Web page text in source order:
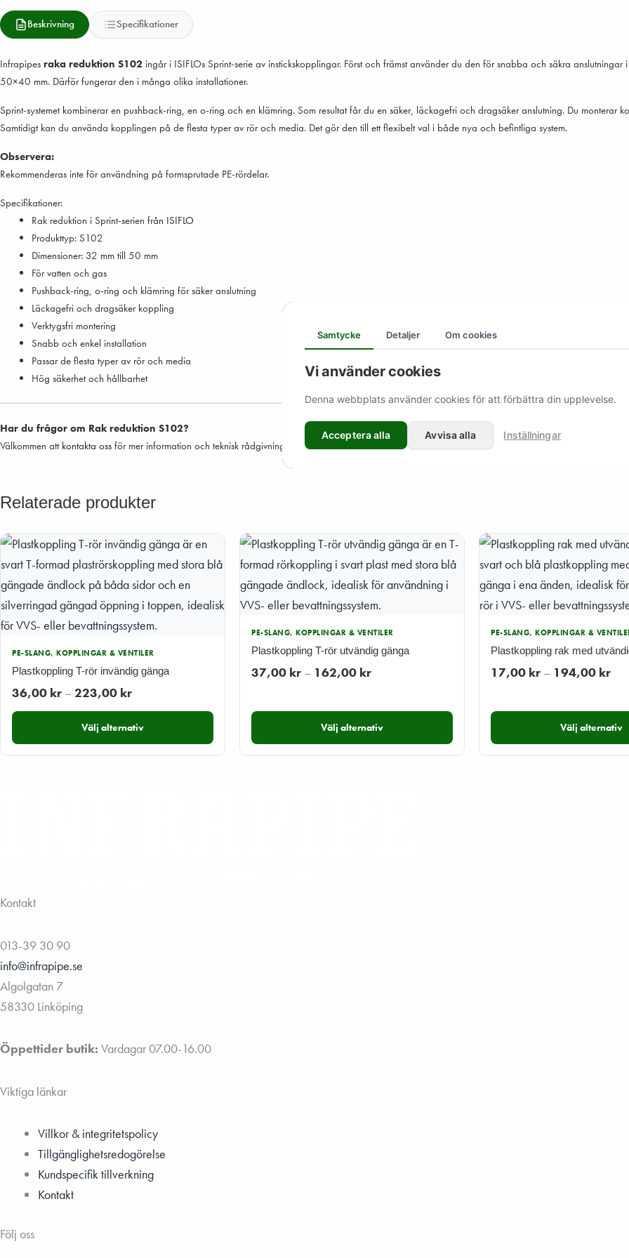
Samtycke Detaljer Om cookies
Vi använder cookies
Denna webbplats använder cookies för att förbättra din upplevelse.
Acceptera alla Avvisa alla Inställningar
Beskrivning Specifikationer
Infrapipes raka reduktion S102 ingår i ISIFLOs Sprint-serie av instickskopplingar. Först och främst använder du den för snabba och säkra
50×40 mm. Därför fungerar den i många olika installationer.
Sprint-systemet kombinerar en pushback-ring, en o-ring och en klämring. Som resultat får du en säker, läckagefri och dragsäker anslutning. Du
Samtidigt kan du använda kopplingen på de flesta typer av rör och media. Det gör den till ett flexibelt val i både nya och befintliga system.
Observera:
Rekommenderas inte för användning på formsprutade PE-rördelar.
Specifikationer:
Rak reduktion i Sprint-serien från ISIFLO
Produkttyp: S102
Dimensioner: 32 mm till 50 mm
För vatten och gas
Pushback-ring, o-ring och klämring för säker anslutning
Läckagefri och dragsäker koppling
Verktygsfri montering
Snabb och enkel installation
Passar de flesta typer av rör och media
Hög säkerhet och hållbarhet
Har du frågor om Rak reduktion S102?
Välkommen att kontakta oss för mer information och teknisk rådgivning.
Relaterade produkter
PE-SLANG, KOPPLINGAR & VENTILER
Plastkoppling T-rör invändig gänga
36,00 kr – 223,00 krPrisintervall:
36,00 kr
till
223,00 kr
Välj alternativ
PE-SLANG, KOPPLINGAR & VENTILER
Plastkoppling T-rör utvändig gänga
37,00 kr – 162,00 krPrisintervall:
till
162,00 kr
Välj alternativ
PE-SLANG, KOPPLINGAR &
Plastkoppling rak med
17,00 kr – 194,00 kr
till
Välj alternativ
Kontakt
013-39 30 90
info@infrapipe.se
Algolgatan 7
58330 Linköping
Öppettider butik: Vardagar 07.00-16.00
Viktiga länkar
Villkor & integritetspolicy
Tillgänglighetsredogörelse
Kundspecifik tillverkning
Kontakt
Följ oss